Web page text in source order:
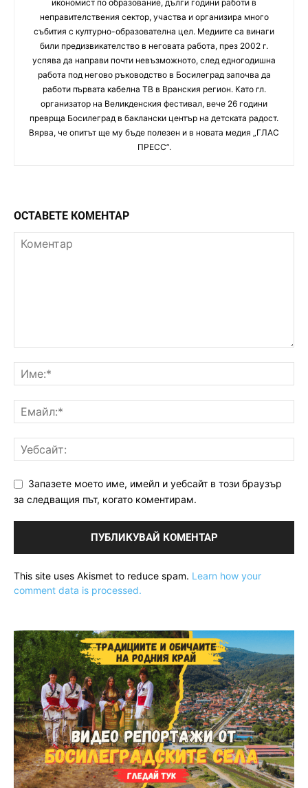
икономист по образование, дълги години работи в
неправителствения сектор, участва и организира много
събития с културно-образователна цел. Медиите са винаги
били предизвикателство в неговата работа, през 2002 г.
успява да направи почти невъзможното, след едногодишна
работа под негово ръководство в Босилеград започва да
работи първата кабелна ТВ в Вранския регион. Като гл.
организатор на Великденския фестивал, вече 26 години
преврща Босилеград в баклански център на детската радост.
Вярва, че опитът ще му бъде полезен и в новата медия „ГЛАС
ПРЕСС”.
ОСТАВЕТЕ КОМЕНТАР
Запазете моето име, имейл и уебсайт в този браузър
за следващия път, когато коментирам.
This site uses Akismet to reduce spam. Learn how your
comment data is processed.